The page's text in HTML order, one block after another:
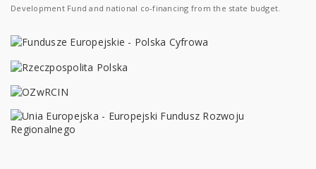
Development Fund and national co-financing from the state budget.